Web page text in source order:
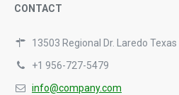
CONTACT
13503 Regional Dr. Laredo
+1 956-727-5479
info@company.com